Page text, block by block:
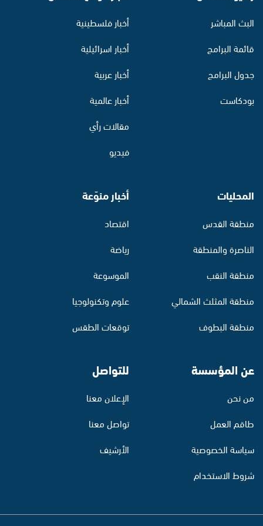
البث المباشر
قائمة البرامج
جدول البرامج
بودكاست
أخبار فلسطينية
أخبار اسرائيلية
أخبار عربية
أخبار عالمية
مقالات رأي
فيديو
المحليات
منطقة القدس
الناصرة والمنطقة
منطقة النقب
منطقة المثلث الشمالي
منطقة البطوف
أخبار منوّعة
اقتصاد
رياضة
الموسوعة
علوم وتكنولوجيا
توقعات الطقس
عن المؤسسة
من نحن
طاقم العمل
سياسة الخصوصية
شروط الاستخدام
للتواصل
الإعلان معنا
تواصل معنا
الأرشيف